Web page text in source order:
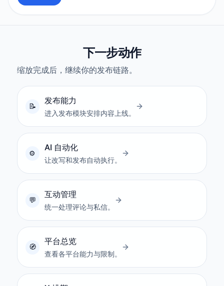
下一步动作
缩放完成后，继续你的发布链路。
发布能力
进入发布模块安排内容上线。
AI 自动化
让改写和发布自动执行。
互动管理
统一处理评论与私信。
平台总览
查看各平台能力与限制。